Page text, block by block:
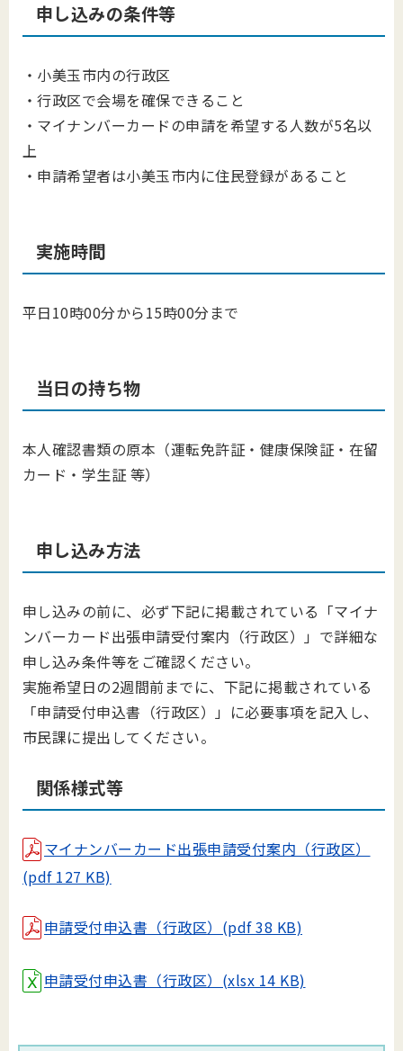
申し込みの条件等
・小美玉市内の行政区
・行政区で会場を確保できること
・マイナンバーカードの申請を希望する人数が5名以
上
・申請希望者は小美玉市内に住民登録があること
実施時間
平日10時00分から15時00分まで
当日の持ち物
本人確認書類の原本（運転免許証・健康保険証・在留
カード・学生証 等）
申し込み方法
申し込みの前に、必ず下記に掲載されている「マイナ
ンバーカード出張申請受付案内（行政区）」で詳細な
申し込み条件等をご確認ください。
実施希望日の2週間前までに、下記に掲載されている
「申請受付申込書（行政区）」に必要事項を記入し、
市民課に提出してください。
関係様式等
マイナンバーカード出張申請受付案内（行政区）
(pdf 127 KB)
申請受付申込書（行政区）(pdf 38 KB)
申請受付申込書（行政区）(xlsx 14 KB)